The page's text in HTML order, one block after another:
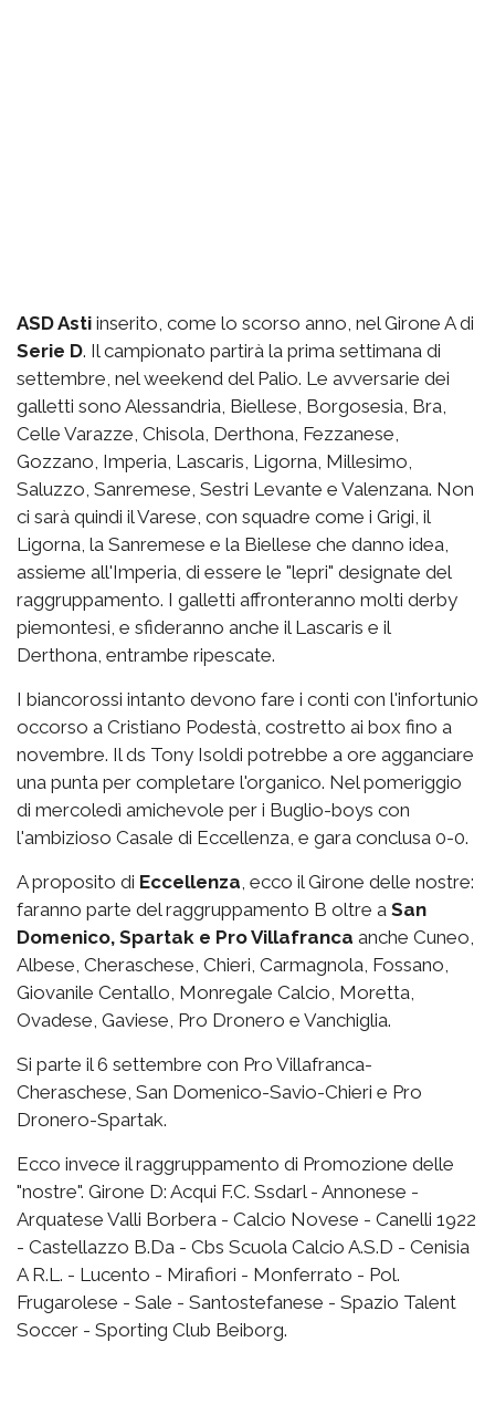
ASD Asti inserito, come lo scorso anno, nel Girone A di
Serie D. Il campionato partirà la prima settimana di
settembre, nel weekend del Palio. Le avversarie dei
galletti sono Alessandria, Biellese, Borgosesia, Bra,
Celle Varazze, Chisola, Derthona, Fezzanese,
Gozzano, Imperia, Lascaris, Ligorna, Millesimo,
Saluzzo, Sanremese, Sestri Levante e Valenzana. Non
ci sarà quindi il Varese, con squadre come i Grigi, il
Ligorna, la Sanremese e la Biellese che danno idea,
assieme all'Imperia, di essere le "lepri" designate del
raggruppamento. I galletti affronteranno molti derby
piemontesi, e sfideranno anche il Lascaris e il
Derthona, entrambe ripescate.
I biancorossi intanto devono fare i conti con l'infortunio
occorso a Cristiano Podestà, costretto ai box fino a
novembre. Il ds Tony Isoldi potrebbe a ore agganciare
una punta per completare l'organico. Nel pomeriggio
di mercoledì amichevole per i Buglio-boys con
l'ambizioso Casale di Eccellenza, e gara conclusa 0-0.
A proposito di Eccellenza , ecco il Girone delle nostre:
faranno parte del raggruppamento B oltre a San
Domenico, Spartak e Pro Villafranca anche Cuneo,
Albese, Cheraschese, Chieri, Carmagnola, Fossano,
Giovanile Centallo, Monregale Calcio, Moretta,
Ovadese, Gaviese, Pro Dronero e Vanchiglia.
Si parte il 6 settembre con Pro Villafranca-
Cheraschese, San Domenico-Savio-Chieri e Pro
Dronero-Spartak.
Ecco invece il raggruppamento di Promozione delle
"nostre". Girone D: Acqui F.C. Ssdarl - Annonese -
Arquatese Valli Borbera - Calcio Novese - Canelli 1922
- Castellazzo B.Da - Cbs Scuola Calcio A.S.D - Cenisia
A R.L. - Lucento - Mirafiori - Monferrato - Pol.
Frugarolese - Sale - Santostefanese - Spazio Talent
Soccer - Sporting Club Beiborg.